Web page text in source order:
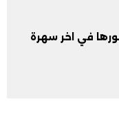
في اخر سهرة